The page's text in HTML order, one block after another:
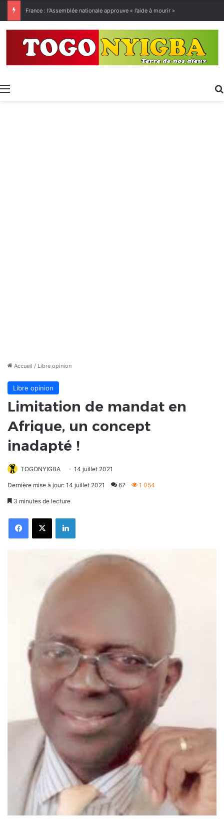
Menu
Accueil / Libre opinion
Libre opinion
Limitation de mandat en
Afrique, un concept
inadapté !
TOGONYIGBA 14 juillet 2021
Dernière mise à jour: 14 juillet 2021 67 1 054
3 minutes de lecture
FacebookX Linkedin